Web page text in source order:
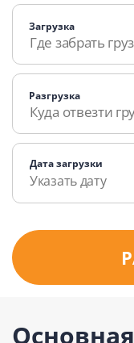
Загрузка
Разгрузка
Дата загрузки